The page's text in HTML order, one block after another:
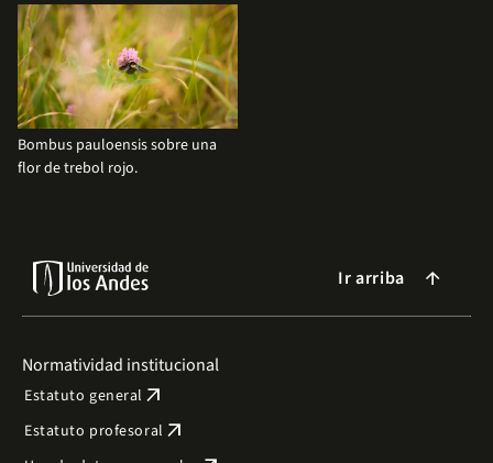
Bombus pauloensis sobre una
flor de trebol rojo.
Ir arriba arrow_forward
Normatividad institucional
Estatuto general arrow_outward
Estatuto profesoral arrow_outward